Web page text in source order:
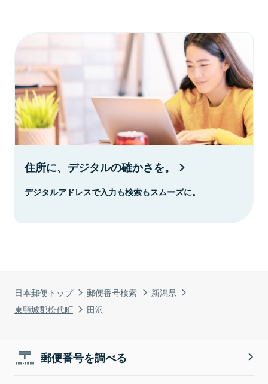
日本郵便トップ 郵便番号検索
新潟県
東頸城郡松代町
田沢
住所に、デジタルの確かさを。
デジタルアドレスで入力も検索もスムーズに。
郵便番号を調べる